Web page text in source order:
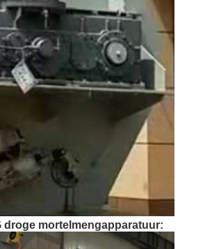
mortelmengapparatuur: